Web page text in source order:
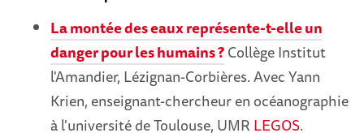
La montée des eaux représente-t-elle un
danger pour les humains ?Collège Institut
l'Amandier, Lézignan-Corbières. Avec Yann
Krien, enseignant-chercheur en océanographie
à l'université de Toulouse, UMR LEGOS.